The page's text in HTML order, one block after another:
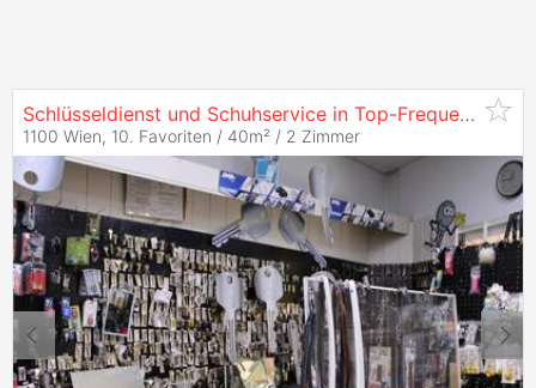
Schlüsseldienst und Schuhservice in Top-Frequenzlage ? 1100 Wien (Nähe
1100 Wien, 10. Favoriten / 40m² / 2 Zimmer